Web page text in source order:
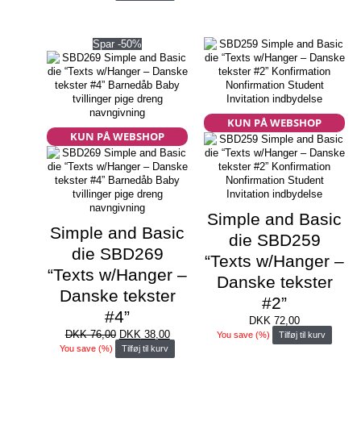
Spar -50%
KUN PÅ WEBSHOP
Simple and Basic
die SBD269
“Texts w/Hanger –
Danske tekster
#4”
DKK76,00 Den
oprindelige
pris
DKK38,00Den
pris
You save(%) Tilføj til kurv
KUN PÅ WEBSHOP
Simple and Basic
die SBD259
“Texts w/Hanger –
Danske tekster
#2”
DKK 72,00
You save (%) Tilføj til kurv